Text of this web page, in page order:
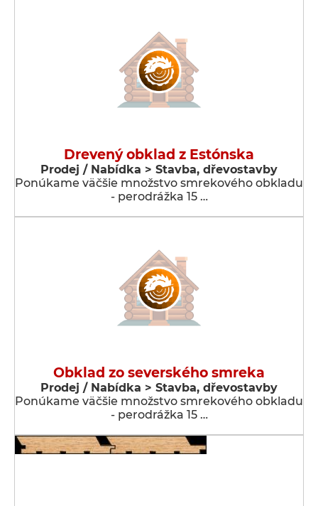
Drevený obklad z Estónska
Prodej / Nabídka > Stavba, dřevostavby
Ponúkame väčšie množstvo smrekového obkladu
- perodrážka 15 …
Obklad zo severského smreka
Prodej / Nabídka > Stavba, dřevostavby
Ponúkame väčšie množstvo smrekového obkladu
- perodrážka 15 …